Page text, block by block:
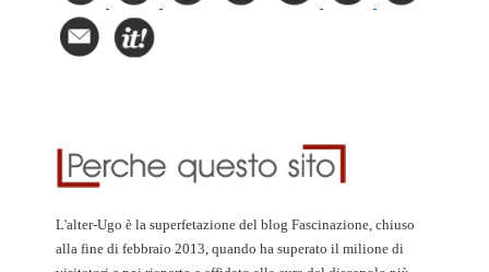
L'alter-Ugo è la superfetazione del blog Fascinazione, chiuso
alla fine di febbraio 2013, quando ha superato il milione di